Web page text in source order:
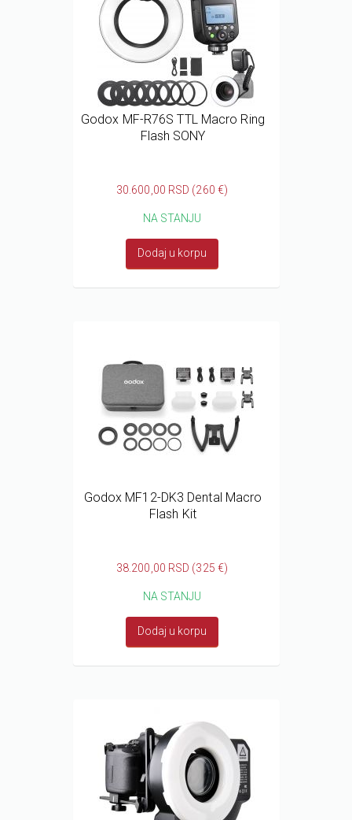
Godox MF-R76S TTL Macro Ring
Flash SONY
30.600,00 RSD (260 €)
NA STANJU
Dodaj u korpu
Godox MF12-DK3 Dental Macro
Flash Kit
38.200,00 RSD (325 €)
NA STANJU
Dodaj u korpu